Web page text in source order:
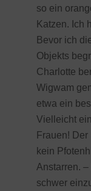
so ein
Katzen. Ich
Bevor ich
Objekts
Charlotte
Wigwam
etwa ein
Vielleicht
Frauen!
kein
Anstarren.
schwer